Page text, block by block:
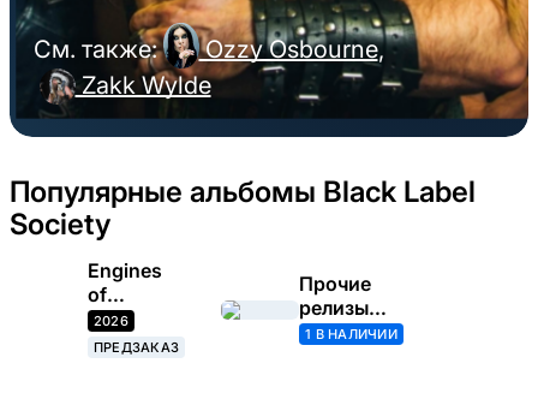
См. также: Ozzy Osbourne,
Zakk Wylde
Популярные альбомы Black Label
Society
Engines
of
Demolition
2026
ПРЕДЗАКАЗ
Прочие
релизы
(Black Label
1 В НАЛИЧИИ